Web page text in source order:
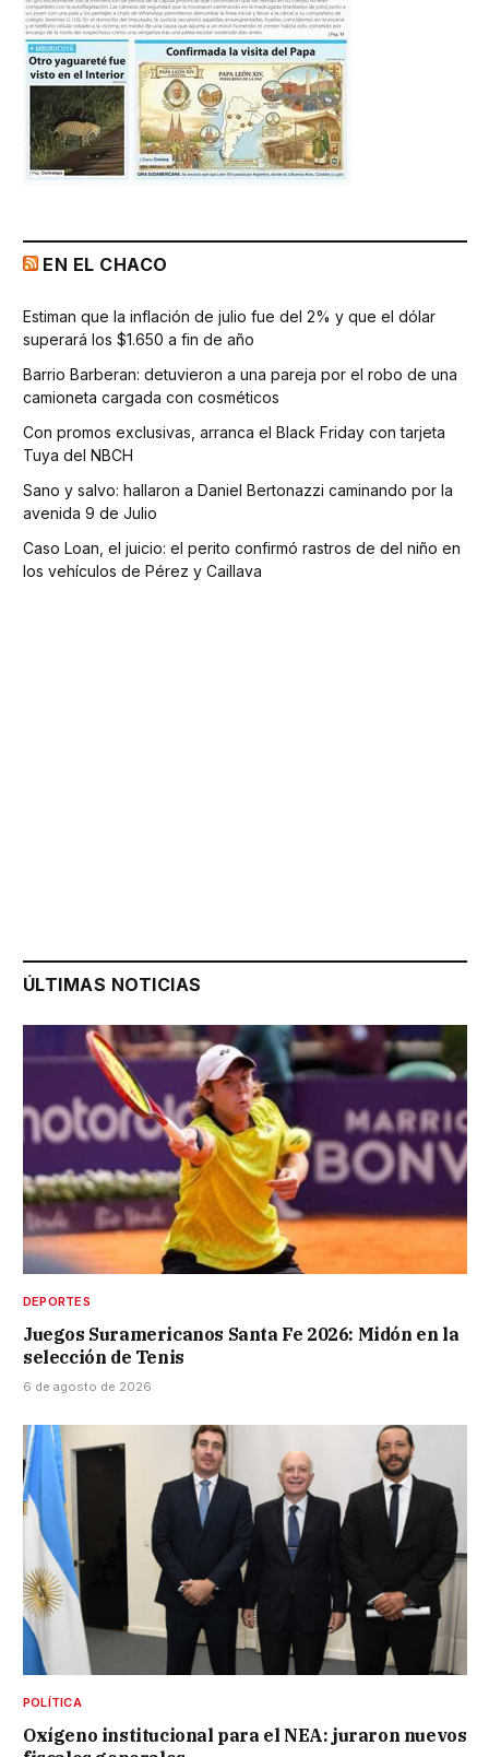
EN EL CHACO
Estiman que la inflación de julio fue del 2% y que el dólar
superará los $1.650 a fin de año
Barrio Barberan: detuvieron a una pareja por el robo de una
camioneta cargada con cosméticos
Con promos exclusivas, arranca el Black Friday con tarjeta
Tuya del NBCH
Sano y salvo: hallaron a Daniel Bertonazzi caminando por la
avenida 9 de Julio
Caso Loan, el juicio: el perito confirmó rastros de del niño en
los vehículos de Pérez y Caillava
ÚLTIMAS NOTICIAS
DEPORTES
Juegos Suramericanos Santa Fe 2026: Midón en la
selección de Tenis
6 de agosto de 2026
POLÍTICA
Oxígeno institucional para el NEA: juraron nuevos